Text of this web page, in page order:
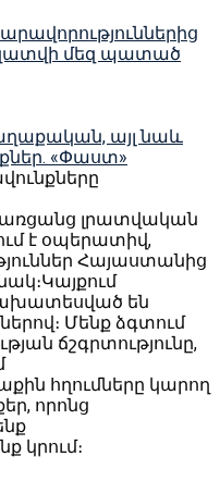
մեզ պատած
այլ նաև
«Փաստ»
առցանց լրատվական
է օպերատիվ,
Հայաստանից
են
Մենք ձգտում
ճշգրտությունը,
հղումները կարող
որոնց
կրում։